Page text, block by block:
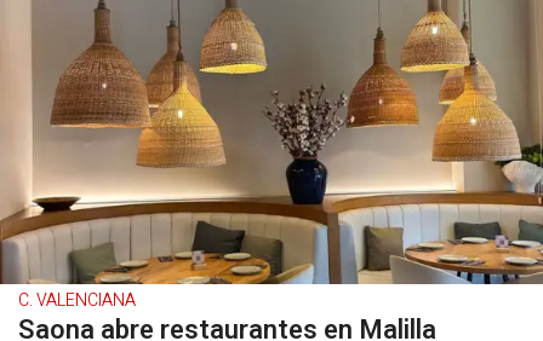
C. VALENCIANA
Saona abre restaurantes en Malilla